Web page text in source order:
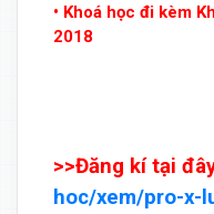
• Khoá học đi kèm
2018
>>Đăng kí tại
hoc/xem/pro-x-